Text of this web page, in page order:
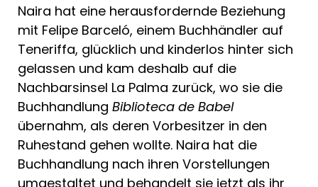
Naira hat eine herausfordernde Beziehung
mit Felipe Barceló, einem Buchhändler auf
Teneriffa, glücklich und kinderlos hinter sich
gelassen und kam deshalb auf die
Nachbarsinsel La Palma zurück, wo sie die
Buchhandlung Biblioteca de Babel
übernahm, als deren Vorbesitzer in den
Ruhestand gehen wollte. Naira hat die
Buchhandlung nach ihren Vorstellungen
umgestaltet und behandelt sie jetzt als ihr